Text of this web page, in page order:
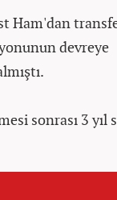
Ham'dan
devreye
sonrası 3 yıl